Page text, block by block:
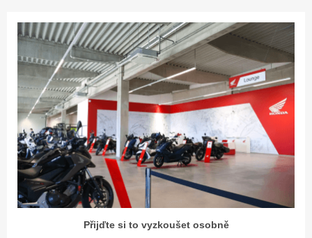
Přijďte si to vyzkoušet osobně